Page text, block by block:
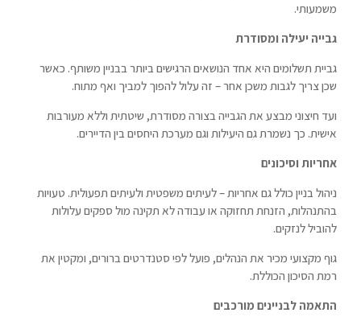
משמעותי.
גבייה יעילה ומסודרת
גביית תשלומים היא אחד הנושאים הרגישים ביותר בבניין משותף. כאשר
שכן צריך לגבות משכן אחר – זה עלול להפוך למביך ואף מתוח.
ועד חיצוני מבצע את הגבייה בצורה מסודרת, שיטתית וללא מעורבות
אישית. כך נשמרת גם היעילות וגם מערכת היחסים בין הדיירים.
אחריות וסיכונים
ניהול בניין כולל גם אחריות – לעיתים משפטית ולעיתים תפעולית. טעויות
בהתנהלות, הזנחת תחזוקה או עבודה לא תקינה מול ספקים עלולות
להוביל לנזקים.
גוף מקצועי מכיר את הנהלים, פועל לפי סטנדרטים ברורים, ומקטין את
רמת הסיכון הכוללת.
התאמה לבניינים מורכבים